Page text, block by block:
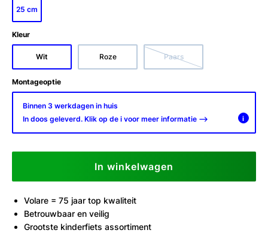
25 cm
Kleur
Wit Roze Paars
Montageoptie
Binnen 3 werkdagen in huis
In doos geleverd. Klik op de i voor meer informatie -->
i
In winkelwagen
Volare = 75 jaar top kwaliteit
Betrouwbaar en veilig
Grootste kinderfiets assortiment